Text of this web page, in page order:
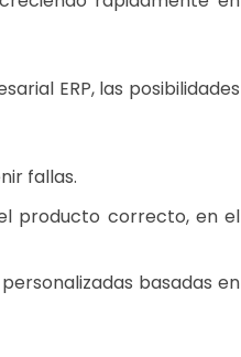
ERP, las posibilidades
fallas.
producto correcto, en el
basadas en